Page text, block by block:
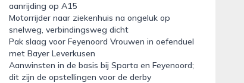
aanrijding op A15
Motorrijder naar ziekenhuis na ongeluk op
snelweg, verbindingsweg dicht
Pak slaag voor Feyenoord Vrouwen in oefenduel
met Bayer Leverkusen
Aanwinsten in de basis bij Sparta en Feyenoord;
dit zijn de opstellingen voor de derby